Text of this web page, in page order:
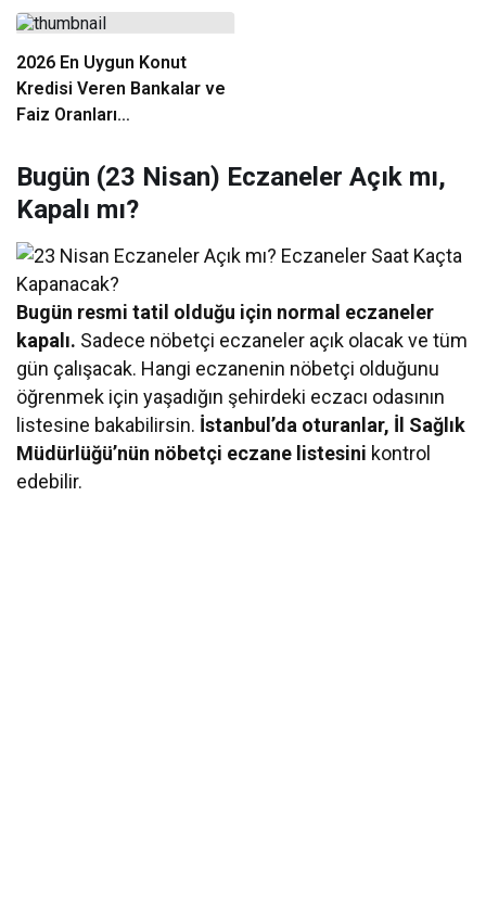
Rehberi
2026 En Uygun Konut
Kredisi Veren Bankalar ve
Faiz Oranları
Bugün (23 Nisan) Eczaneler Açık mı,
Kapalı mı?
Bugün resmi tatil olduğu için normal eczaneler
kapalı. Sadece nöbetçi eczaneler açık olacak ve tüm
gün çalışacak. Hangi eczanenin nöbetçi olduğunu
öğrenmek için yaşadığın şehirdeki eczacı odasının
listesine bakabilirsin. İstanbul’da oturanlar, İl Sağlık
Müdürlüğü’nün nöbetçi eczane listesini kontrol
edebilir.